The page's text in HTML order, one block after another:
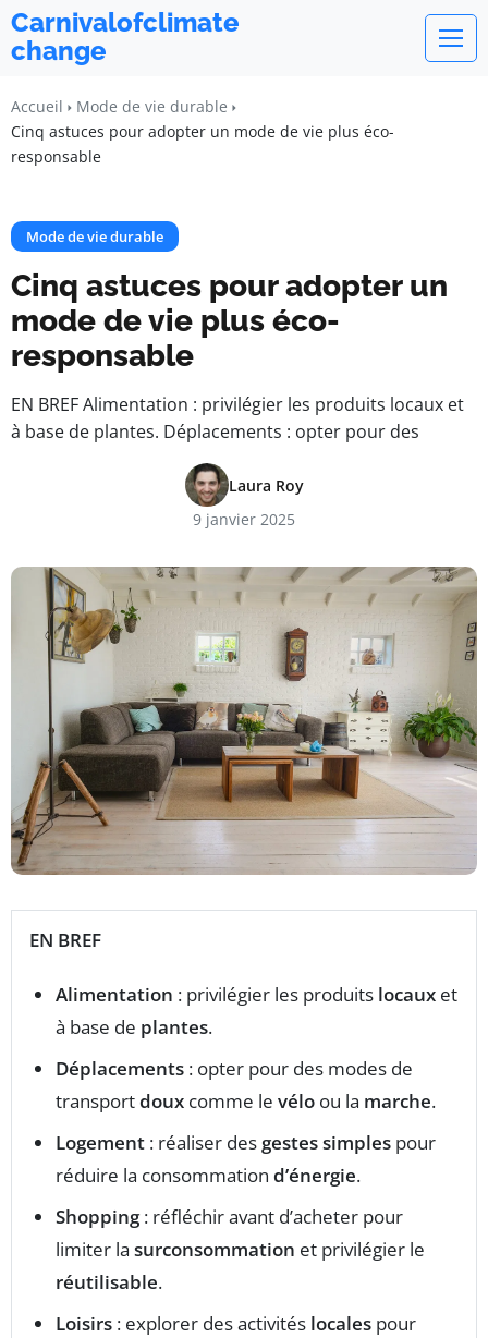
Carnivalofclimate
change
Accueil
Mode de vie durable
Cinq astuces pour adopter un mode de vie plus éco-
responsable
Mode de vie durable
Cinq astuces pour adopter un
mode de vie plus éco-
responsable
EN BREF Alimentation : privilégier les produits locaux et
à base de plantes. Déplacements : opter pour des
Laura Roy
9 janvier 2025
EN BREF
Alimentation : privilégier les produits locaux et
à base de plantes.
Déplacements : opter pour des modes de
transportdoux comme le vélo ou la marche.
Logement : réaliser des gestes simples pour
réduire la consommation d’énergie.
Shopping: réfléchir avant d’acheter pour
limiter la surconsommation et privilégier le
réutilisable.
Loisirs : explorer des activités locales pour